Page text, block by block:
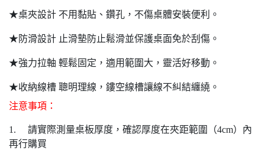
★桌夾設計 不用黏貼、鑽孔，不傷桌體安裝便利。
★防滑設計 止滑墊防止鬆滑並保護桌面免於刮傷。
★強力拉軸 輕鬆固定，適用範圍大，靈活好移動。
★收納線槽 聰明理線，鏤空線槽讓線不糾結纏繞。
注意事項：
1. 請實際測量桌板厚度，確認厚度在夾距範圍（4cm）內
再行購買